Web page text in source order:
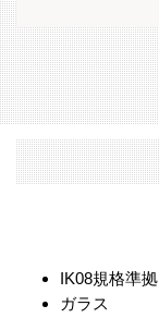
IK08規格準拠
ガラス